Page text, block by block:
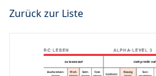
Zurück zur Liste